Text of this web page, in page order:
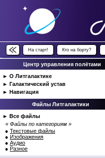
На старт! Кто на борту?
Центр управления полётами
► О Литгалактике
► Галактический устав
► Навигация
Файлы Литгалактики
► Все файлы
« Файлы по категориям »
● Текстовые файлы
● Изображения
● Аудио
● Разное